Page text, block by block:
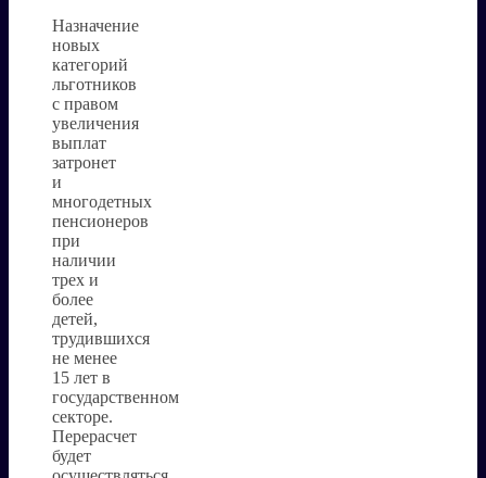
Назначение
новых
категорий
льготников
с правом
увеличения
выплат
затронет
и
многодетных
пенсионеров
при
наличии
трех и
более
детей,
трудившихся
не менее
15 лет в
государственном
секторе.
Перерасчет
будет